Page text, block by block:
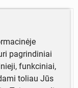
Ekonominių
Juodeika.
egzempliorių
pagrindiniai
funkciniai,
toliau Jūs